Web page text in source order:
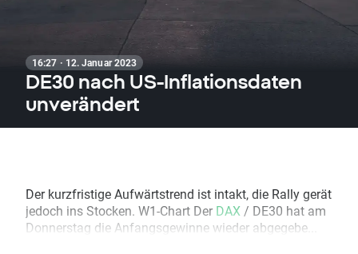
16:27 · 12. Januar 2023
DE30 nach US-Inflationsdaten
unverändert
Der kurzfristige Aufwärtstrend ist intakt, die Rally gerät
jedoch ins Stocken. W1-Chart Der DAX / DE30 hat am
Donnerstag die Anfangsgewinne wieder abgegebe...